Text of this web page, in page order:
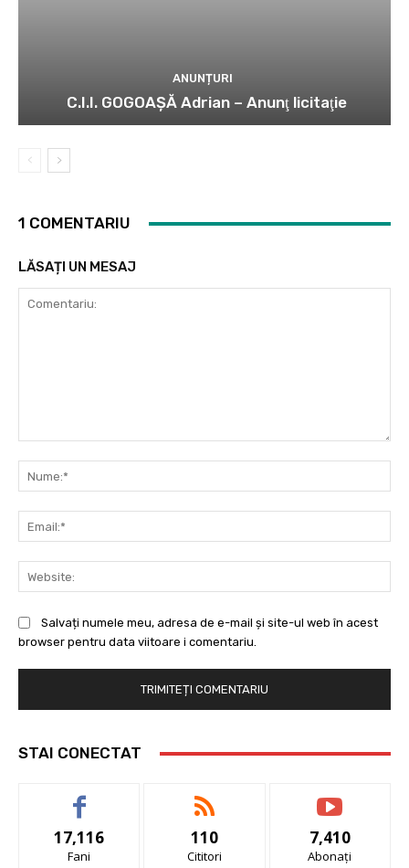
ANUNȚURI
C.I.I. GOGOAŞĂ Adrian – Anunţ licitaţie
1 COMENTARIU
LĂSAȚI UN MESAJ
Salvați numele meu, adresa de e-mail și site-ul web în acest
browser pentru data viitoare i comentariu.
STAI CONECTAT
17,116
Fani
110
Cititori
7,410
Abonați